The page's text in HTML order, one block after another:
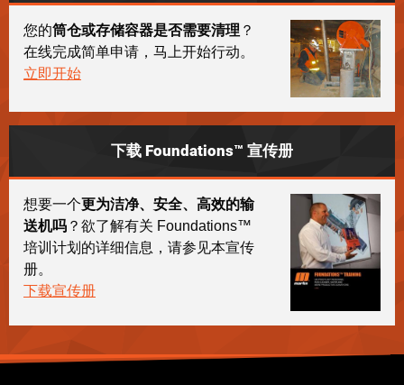
您的筒仓或存储容器是否需要清理 ？
在线完成简单申请，马上开始行动。
立即开始
下载 Foundations™ 宣传册
想要一个更为洁净、安全、高效的输
送机吗 ？欲了解有关 Foundations™
培训计划的详细信息，请参见本宣传
册。
下载宣传册